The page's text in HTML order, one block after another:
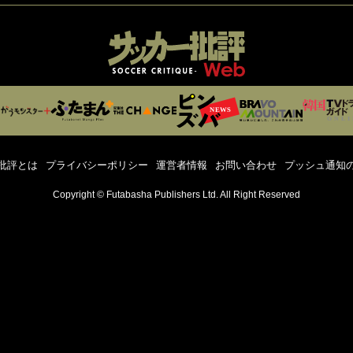
評とは プライバシーポリシー 運営者情報 お問い合わせ プッシュ通知
Copyright © Futabasha Publishers Ltd. All Right Reserved